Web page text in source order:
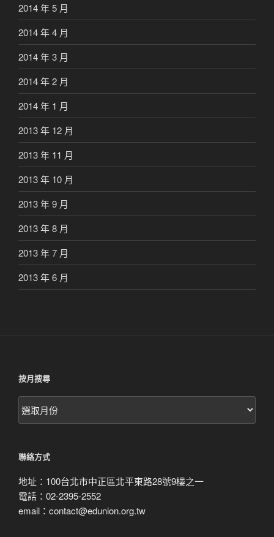
2014 年 5 月
2014 年 4 月
2014 年 3 月
2014 年 2 月
2014 年 1 月
2013 年 12 月
2013 年 11 月
2013 年 10 月
2013 年 9 月
2013 年 8 月
2013 年 7 月
2013 年 6 月
按月搜尋
按
月
聯絡方式
地址：100台北市中正區北平東路28號9樓之一
電話：02-2395-2552
email：contact@edunion.org.tw